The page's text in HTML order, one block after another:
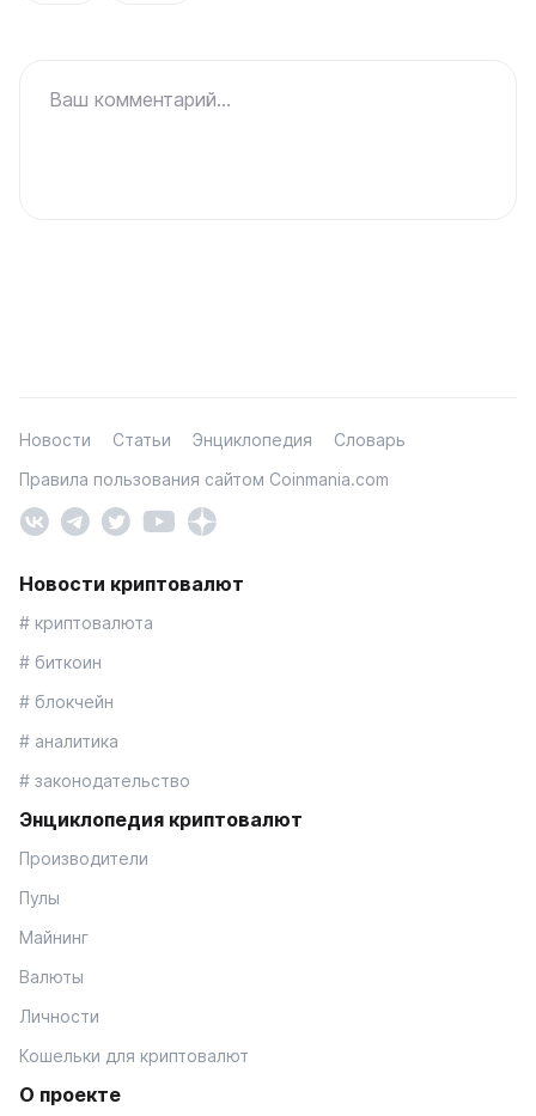
Ваш комментарий...
Новости Статьи Энциклопедия
Словарь
Правила пользования сайтом Coinmania.com
Новости криптовалют
# криптовалюта
# биткоин
# блокчейн
# аналитика
# законодательство
Энциклопедия криптовалют
Производители
Пулы
Майнинг
Валюты
Личности
Кошельки для криптовалют
О проекте